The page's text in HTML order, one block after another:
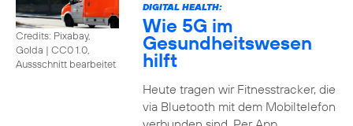
Credits: Pixabay,
Golda | CC0 1.0,
Aussschnitt bearbeitet
DIGITAL HEALTH:
Wie 5G im
Gesundheitswesen
hilft
Heute tragen wir Fitnesstracker, die
via Bluetooth mit dem Mobiltelefon